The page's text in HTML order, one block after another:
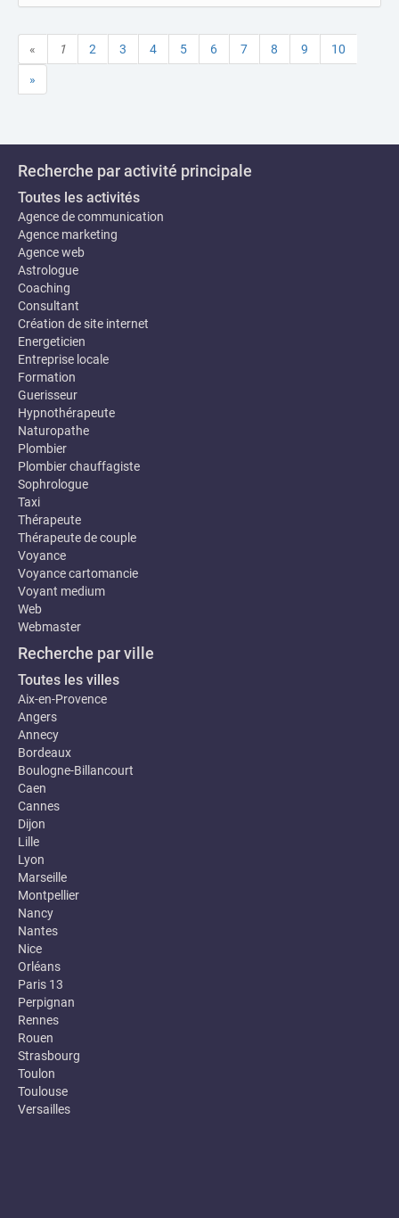
« 1 2 3 4 5 6 7 8 9 10
»
Recherche par activité principale
Toutes les activités
Agence de communication
Agence marketing
Agence web
Astrologue
Coaching
Consultant
Création de site internet
Energeticien
Entreprise locale
Formation
Guerisseur
Hypnothérapeute
Naturopathe
Plombier
Plombier chauffagiste
Sophrologue
Taxi
Thérapeute
Thérapeute de couple
Voyance
Voyance cartomancie
Voyant medium
Web
Webmaster
Recherche par ville
Toutes les villes
Aix-en-Provence
Angers
Annecy
Bordeaux
Boulogne-Billancourt
Caen
Cannes
Dijon
Lille
Lyon
Marseille
Montpellier
Nancy
Nantes
Nice
Orléans
Paris 13
Perpignan
Rennes
Rouen
Strasbourg
Toulon
Toulouse
Versailles